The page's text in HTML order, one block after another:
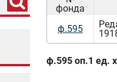
фонда
ф.595
ф.595 оп.1 ед.